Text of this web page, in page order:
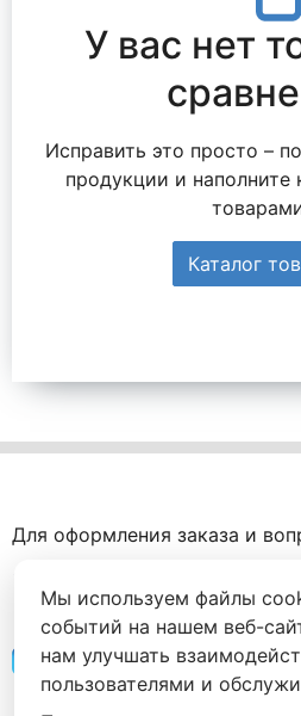
У вас нет
Исправить это просто –
продукции и
Каталог
Для оформления заказа и
+7 (999) 905-94-56
Напишите нам
Мы используем файлы
событий на нашем веб-
нам улучшать
пользователями и